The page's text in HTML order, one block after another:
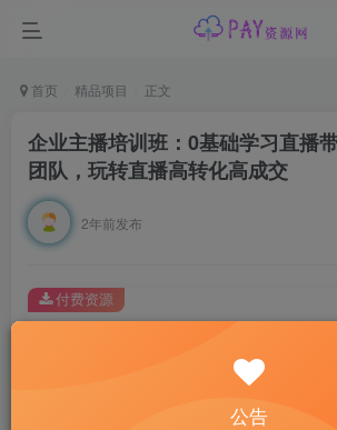
首页 精品项目 正文
企业主播培训班：0基础学习直播
团队，玩转直播高转化高成交
2年前发布
此内容为付费资源，请付费后查看
会员专属资源
付费资源
公告